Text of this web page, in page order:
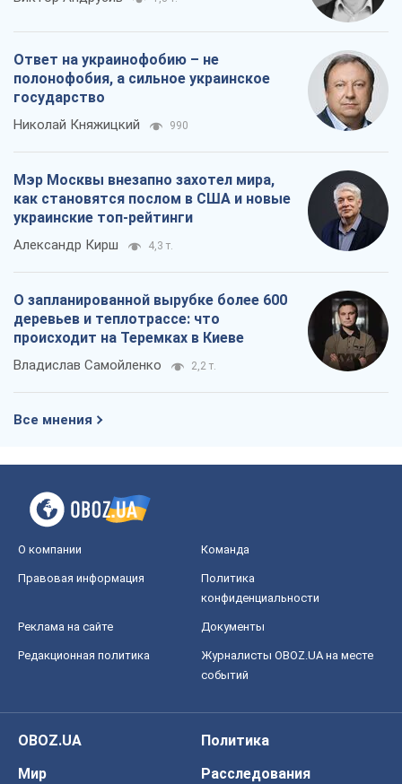
Ответ на украинофобию – не
полонофобия, а сильное украинское
государство
Николай Княжицкий 990
Мэр Москвы внезапно захотел мира,
как становятся послом в США и новые
украинские топ-рейтинги
Александр Кирш 4,3 т.
О запланированной вырубке более 600
деревьев и теплотрассе: что
происходит на Теремках в Киеве
Владислав Самойленко 2,2 т.
Все мнения
О компании Команда
Правовая информация
Политика
конфиденциальности
Реклама на сайте Документы
Редакционная политика
Журналисты OBOZ.UA на месте
событий
OBOZ.UA
Политика
Мир
Расследования